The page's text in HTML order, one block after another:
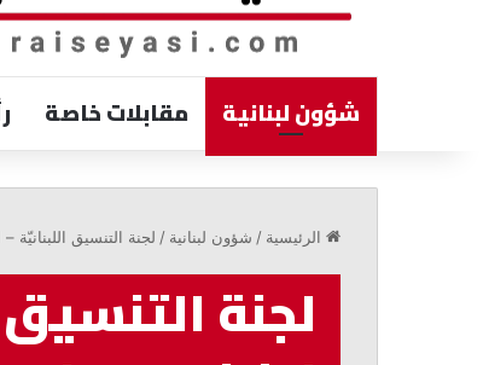
شؤون لبنانية مقابلات خاصة
الرئيسية / شؤون لبنانية / لجنة التنسيق
لجنة التنسيق
خطاب
الكراهية
تبدأ
بالمحبة